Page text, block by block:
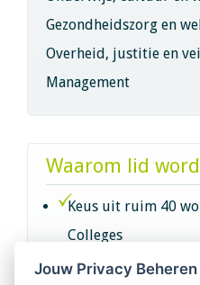
Gezondheidszorg en
Overheid, justitie en
Management
Waarom lid
Keus uit ruim 40
Colleges
Intervisie met
Jouw Privacy Beheren